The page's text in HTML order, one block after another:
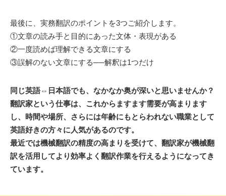
最後に、実務翻訳のポイントを3つご紹介します。
①文章の読み手と目的にあった文体・表現がある
②一度読めば理解できる文章にする
③誤解のない文章にする──解釈は1つだけ
同じ英語⇔日本語でも、なかなか奥が深いと思いませんか？
翻訳家という仕事は、これからますます需要が高まります
し、時間や場所、さらには年齢にもとらわれない職業として
英語好きの方々に人気があるのです。
最近では機械翻訳の精度の高まりを受けて、翻訳家が機械翻
訳を活用してより効率よく翻訳作業を行えるようになってき
ています。